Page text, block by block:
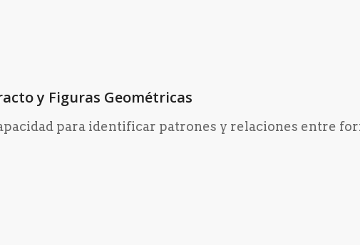
y Figuras Geométricas
para identificar patrones y relaciones entre